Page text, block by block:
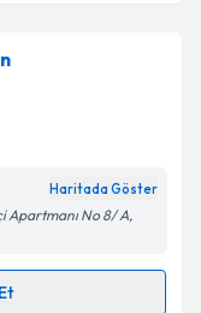
randevu
e-posta ile
Haritada Göster
Apartmanı No 8/ A,